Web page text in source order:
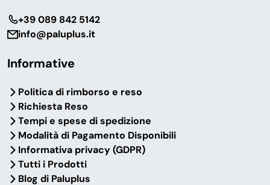
‎+39 089 842 5142
info@paluplus.it
Informative
Politica di rimborso e reso
Richiesta Reso
Tempi e spese di spedizione
Modalità di Pagamento Disponibili
Informativa privacy (GDPR)
Tutti i Prodotti
Blog di Paluplus